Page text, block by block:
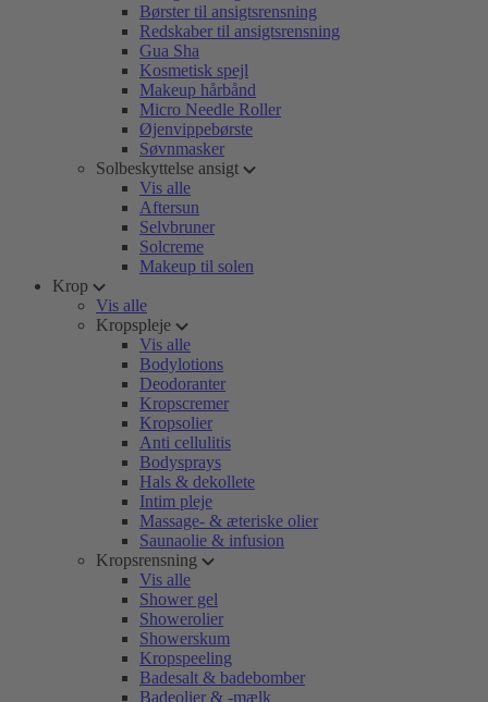
Børster til ansigtsrensning
Redskaber til ansigtsrensning
Gua Sha
Kosmetisk spejl
Makeup hårbånd
Micro Needle Roller
Øjenvippebørste
Søvnmasker
Solbeskyttelse ansigt
Vis alle
Aftersun
Selvbruner
Solcreme
Makeup til solen
Krop
Vis alle
Kropspleje
Vis alle
Bodylotions
Deodoranter
Kropscremer
Kropsolier
Anti cellulitis
Bodysprays
Hals & dekollete
Intim pleje
Massage- & æteriske olier
Saunaolie & infusion
Kropsrensning
Vis alle
Shower gel
Showerolier
Showerskum
Kropspeeling
Badesalt & badebomber
Badeolier & -mælk